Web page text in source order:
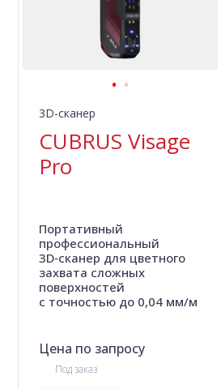
3D-сканер
CUBRUS Visage
Pro
Портативный
профессиональный
3D‑сканер для цветного
захвата сложных
поверхностей
c точностью до 0,04 мм/м
Цена по запросу
Под заказ